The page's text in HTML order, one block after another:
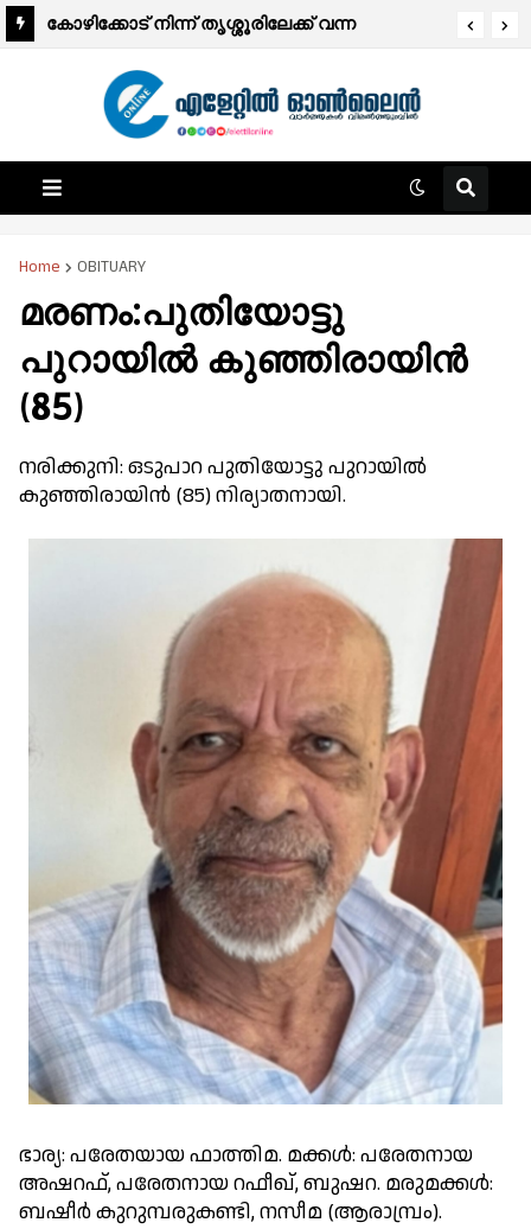
കോഴിക്കോട് നിന്ന് തൃശ്ശൂരിലേക്ക് വന്ന
അപകടം:2 പേർ മരിച്ചു.
രക്ഷാപ്രവർത്തനത്തിനിടെ മരിച്ച ആർ
ഫ്രീസർ ആംബുലൻസ് നൽകാതെ
അധികൃതർ.
Home OBITUARY
മരണം:പുതിയോട്ടു
പുറായിൽ കുഞ്ഞിരായിൻ
(85)
നരിക്കുനി: ഒടുപാറ പുതിയോട്ടു പുറായിൽ
കുഞ്ഞിരായിൻ (85) നിര്യാതനായി.
ഭാര്യ: പരേതയായ ഫാത്തിമ. മക്കൾ: പരേതനായ
അഷറഫ്, പരേതനായ റഫീഖ്, ബുഷറ. മരുമക്കൾ:
ബഷീർ കുറുമ്പരുകണ്ടി, നസീമ (ആരാമ്പ്രം).